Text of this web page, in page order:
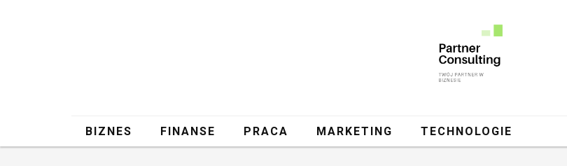
BIZNES FINANSE PRACA MARKETING TECHNOLOGIE